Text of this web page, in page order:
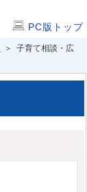
PC版トップ
＞ 子育て相談・広